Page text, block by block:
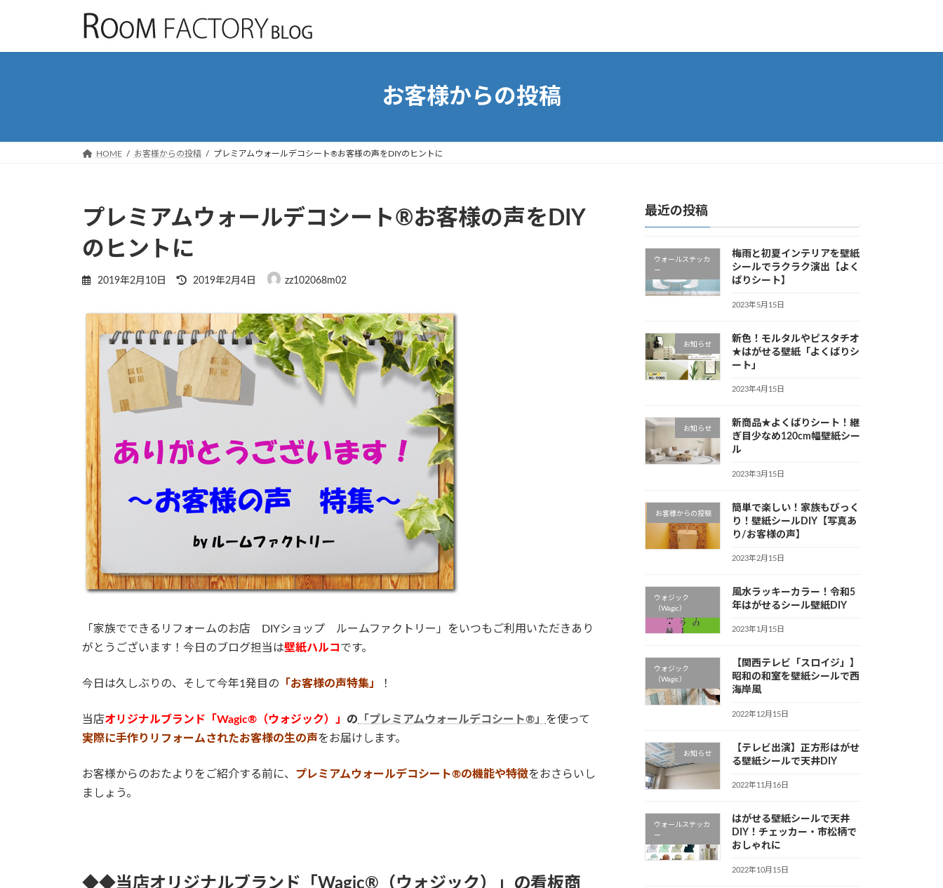
ッ
移
お客様からの投稿
HOME お客様からの投稿 プレミアムウォールデコシート®お客様の声をDIYのヒントに
プレミアムウォールデコシート®お客様の声をDIY
のヒントに
2019年2月10日
最
新
日
時
:
2019年2月4日 zz102068m02
「家族でできるリフォームのお店 DIYショップ ルームファクトリー」をいつもご利用いただきあり
がとうございます！今日のブログ担当は壁紙ハルコ です。
今日は久しぶりの、そして今年1発目の 「お客様の声特集」 ！
当店オリジナルブランド「Wagic®（ウォジック）」 の 「プレミアムウォールデコシート®」 を使って
実際に手作りリフォームされたお客様の生の声をお届けします。
お客様からのおたよりをご紹介する前に、 プレミアムウォールデコシート®の機能や特徴をおさらいし
ましょう。
◆◆当店オリジナルブランド「Wagic®（ウォジック）」の看板商
最近の投稿
ウォールステッカ
ー
梅雨と初夏インテリアを壁紙
シールでラクラク演出【よく
ばりシート】
2023年5月15日
お知らせ
新色！モルタルやピスタチオ
★はがせる壁紙「よくばりシ
ート」
2023年4月15日
お知らせ
新商品★よくばりシート！継
ぎ目少なめ120cm幅壁紙シー
ル
2023年3月15日
お客様からの投稿
簡単で楽しい！家族もびっく
り！壁紙シールDIY【写真あ
り/お客様の声】
2023年2月15日
ウォジック
（Wagic）
風水ラッキーカラー！令和5
年はがせるシール壁紙DIY
2023年1月15日
ウォジック
（Wagic）
【関西テレビ「スロイジ」】
昭和の和室を壁紙シールで西
海岸風
2022年12月15日
お知らせ
【テレビ出演】正方形はがせ
る壁紙シールで天井DIY
2022年11月16日
ウォールステッカ
ー
はがせる壁紙シールで天井
DIY！チェッカー・市松柄で
おしゃれに
2022年10月15日